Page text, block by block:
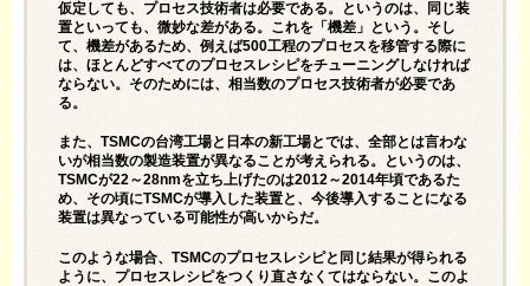
仮定しても、プロセス技術者は必要である。というのは、同じ装
置といっても、微妙な差がある。これを「機差」という。そし
て、機差があるため、例えば500工程のプロセスを移管する際に
は、ほとんどすべてのプロセスレシピをチューニングしなければ
ならない。そのためには、相当数のプロセス技術者が必要であ
る。
また、TSMCの台湾工場と日本の新工場とでは、全部とは言わな
いが相当数の製造装置が異なることが考えられる。というのは、
TSMCが22～28nmを立ち上げたのは2012～2014年頃であるた
め、その頃にTSMCが導入した装置と、今後導入することになる
装置は異なっている可能性が高いからだ。
このような場合、TSMCのプロセスレシピと同じ結果が得られる
ように、プロセスレシピをつくり直さなくてはならない。このよ